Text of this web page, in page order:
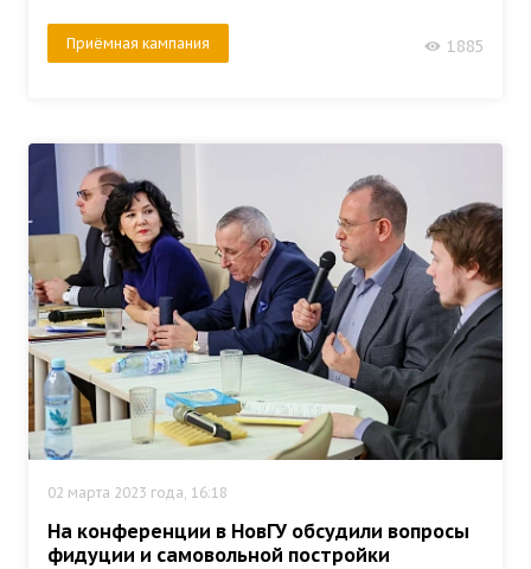
Приёмная кампания 1885
02 марта 2023 года, 16:18
На конференции в НовГУ обсудили вопросы
фидуции и самовольной постройки